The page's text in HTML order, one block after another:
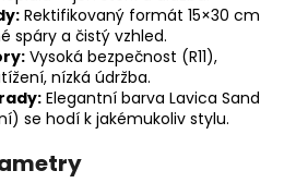
Rektifikovaný formát 15×30 cm
spáry a čistý vzhled.
Vysoká bezpečnost (R11),
nízká údržba.
Elegantní barva Lavica Sand
se hodí k jakémukoliv stylu.